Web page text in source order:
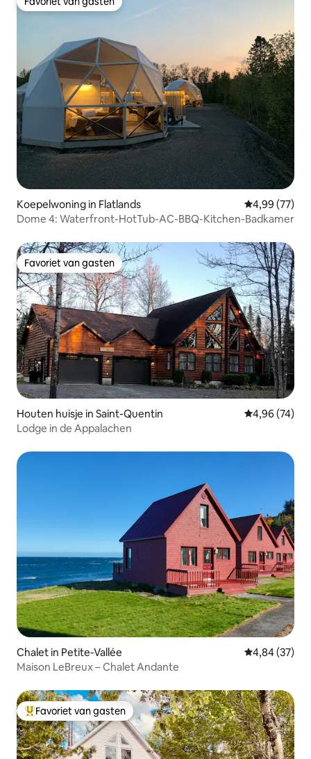
Favoriet van gasten
Koepelwoning in Flatlands Gemiddelde
4,99 (77)
Dome 4: Waterfront-HotTub-AC-BBQ-Kitchen-Badkamer
Favoriet van gasten
Favoriet van gasten
Houten huisje in Saint-Quentin Gemiddelde
4,96 (74)
Lodge in de Appalachen
Chalet in Petite-Vallée Gemiddelde
4,84 (37)
Maison LeBreux – Chalet Andante
Topfavoriet van gasten
Favoriet van gasten